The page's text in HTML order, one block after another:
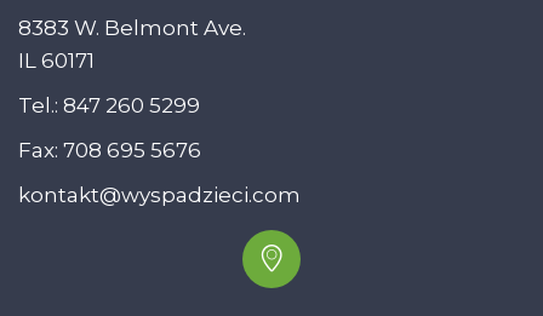
8383 W. Belmont Ave.
IL 60171
Tel.: 847 260 5299
Fax: 708 695 5676
kontakt@wyspadzieci.com